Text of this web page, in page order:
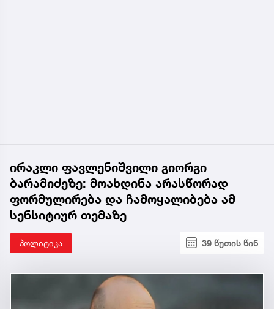
ირაკლი ფავლენიშვილი გიორგი
ბარამიძეზე: მოახდინა არასწორად
ფორმულირება და ჩამოყალიბება ამ
სენსიტიურ თემაზე
პოლიტიკა 39 წუთის წინ